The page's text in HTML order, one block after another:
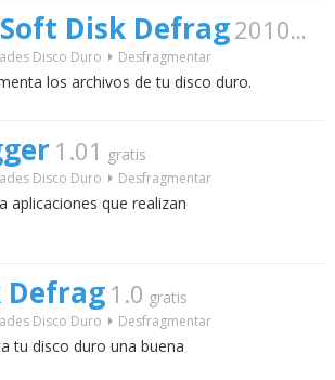
Disk Defrag2010.1.3
Disco Duro Desfragmentar
los archivos de tu disco duro.
1.01 gratis
Disco Duro Desfragmentar
aplicaciones que realizan
Defrag 1.0 gratis
Disco Duro Desfragmentar
tu disco duro una buena